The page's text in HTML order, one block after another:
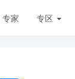
专家 专区